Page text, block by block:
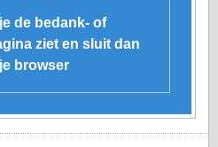
de bedank- of
ziet en sluit dan
browser